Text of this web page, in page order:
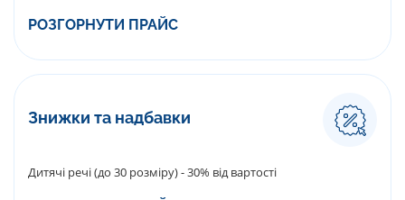
РОЗГОРНУТИ ПРАЙС
Знижки та надбавки
Дитячі речі (до 30 розміру) - 30% від вартості